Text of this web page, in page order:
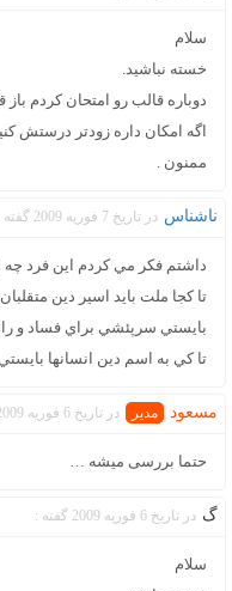
سلام
خسته نباشيد.
دوباره قالب رو امتحان كردم باز
اگه امكان داره زودتر درستش
ممنون .
ناشناس در تاریخ 7 فوریه 2009 گفته :
داشتم فكر مي كردم اين فرد چه
تا كجا ملت بايد اسير دين
بايستي سرپئشي براي فساد و
تا كي به اسم دين انسانها
مسعود در تاریخ 6 فوریه 2009 گفته :
حتما بررسی میشه …
گ در تاریخ 6 فوریه 2009 گفته :
سلام